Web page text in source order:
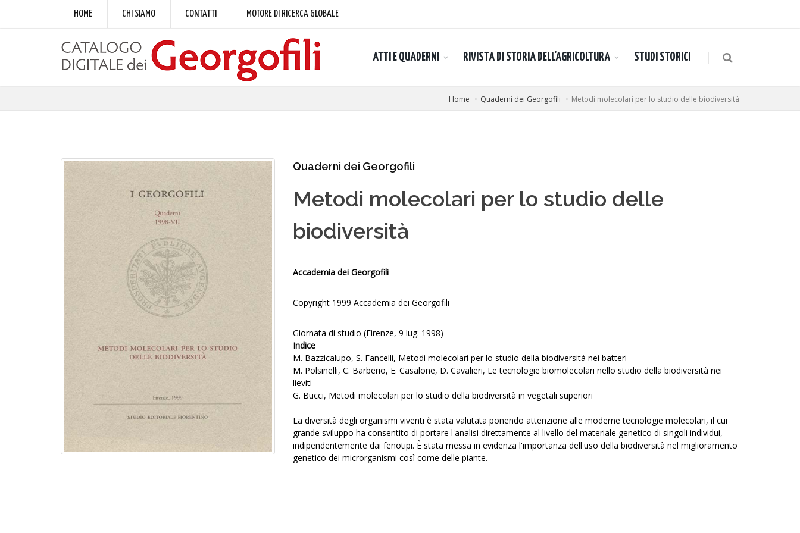
HOME CHI SIAMO CONTATTI MOTORE DI RICERCA GLOBALE
ATTI E QUADERNI RIVISTA DI STORIA DELL'AGRICOLTURA STUDI STORICI
Home Quaderni dei Georgofili Metodi molecolari per lo studio delle biodiversità
Quaderni dei Georgofili
Metodi molecolari per lo studio delle
biodiversità
Accademia dei Georgofili
Copyright 1999 Accademia dei Georgofili
Giornata di studio (Firenze, 9 lug. 1998)
Indice
M. Bazzicalupo, S. Fancelli, Metodi molecolari per lo studio della biodiversità nei batteri
M. Polsinelli, C. Barberio, E. Casalone, D. Cavalieri, Le tecnologie biomolecolari nello studio della biodiversità nei
lieviti
G. Bucci, Metodi molecolari per lo studio della biodiversità in vegetali superiori
La diversità degli organismi viventi è stata valutata ponendo attenzione alle moderne tecnologie molecolari, il cui
grande sviluppo ha consentito di portare l'analisi direttamente al livello del materiale genetico di singoli individui,
indipendentemente dai fenotipi. È stata messa in evidenza l'importanza dell'uso della biodiversità nel miglioramento
genetico dei microrganismi così come delle piante.